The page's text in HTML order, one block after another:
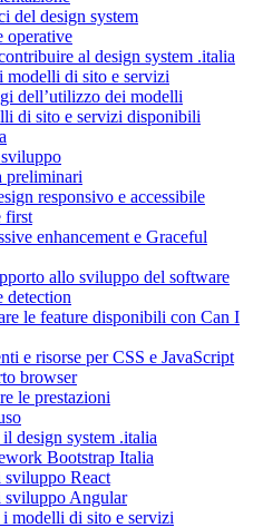
del design system
operative
al design system .italia
modelli di sito e servizi
dell’utilizzo dei modelli
di sito e servizi disponibili
preliminari
responsivo e accessibile
first
enhancement e Graceful
allo sviluppo del software
detection
le feature disponibili con Can I
e risorse per CSS e JavaScript
browser
le prestazioni
design system .italia
Bootstrap Italia
React
Angular
modelli di sito e servizi